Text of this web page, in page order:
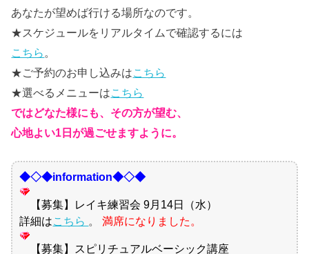
あなたが望めば行ける場所なのです。
★スケジュールをリアルタイムで確認するには
こちら 。
★ご予約のお申し込みはこちら
★選べるメニューはこちら
ではどなた様にも、その方が望む、
心地よい1日が過ごせますように。
◆◇◆information◆◇◆
【募集】レイキ練習会 9月14日（水）
詳細はこちら 。満席になりました。
【募集】スピリチュアルベーシック講座